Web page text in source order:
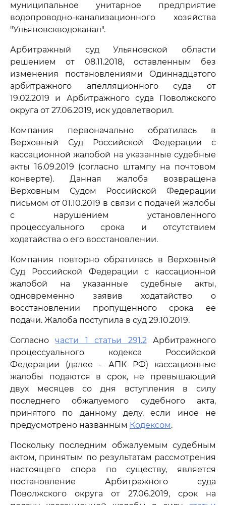
муниципальное унитарное предприятие
водопроводно-канализационного хозяйства
"Ульяновскводоканал".
Арбитражный суд Ульяновской области
решением от 08.11.2018, оставленным без
изменения постановлениями Одиннадцатого
арбитражного апелляционного суда от
19.02.2019 и Арбитражного суда Поволжского
округа от 27.06.2019, иск удовлетворил.
Компания первоначально обратилась в
Верховный Суд Российской Федерации с
кассационной жалобой на указанные судебные
акты 16.09.2019 (согласно штампу на почтовом
конверте). Данная жалоба возвращена
Верховным Судом Российской Федерации
письмом от 01.10.2019 в связи с подачей жалобы
с нарушением установленного
процессуального срока и отсутствием
ходатайства о его восстановлении.
Компания повторно обратилась в Верховный
Суд Российской Федерации с кассационной
жалобой на указанные судебные акты,
одновременно заявив ходатайство о
восстановлении пропущенного срока ее
подачи. Жалоба поступила в суд 29.10.2019.
Согласночасти 1 статьи 291.2Арбитражного
процессуального кодекса Российской
Федерации (далее - АПК РФ) кассационные
жалобы подаются в срок, не превышающий
двух месяцев со дня вступления в силу
последнего обжалуемого судебного акта,
принятого по данному делу, если иное не
предусмотрено названным Кодексом.
Поскольку последним обжалуемым судебным
актом, принятым по результатам рассмотрения
настоящего спора по существу, является
постановление Арбитражного суда
Поволжского округа от 27.06.2019, срок на